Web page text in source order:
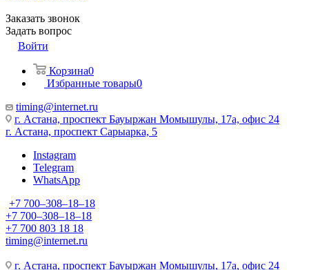
Заказать звонок
Задать вопрос
Войти
Корзина0
Избранные товары0
timing@internet.ru
г. Астана, проспект Бауыржан Момышулы, 17а, офис 24
г. Астана, проспект Сарыарка, 5
Instagram
Telegram
WhatsApp
+7 700‒308‒18‒18
+7 700‒308‒18‒18
+7 700 803 18 18
timing@internet.ru
г. Астана, проспект Бауыржан Момышулы, 17а, офис 24